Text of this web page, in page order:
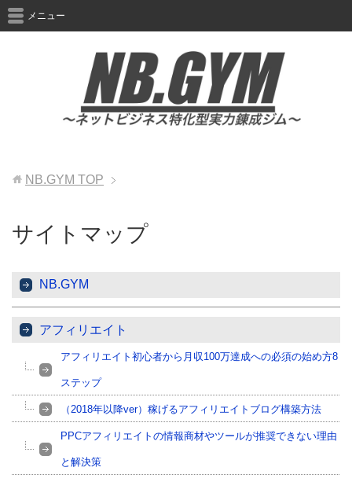
メニュー
NB.GYM TOP
サイトマップ
NB.GYM
アフィリエイト
アフィリエイト初心者から月収100万達成への必須の始め方8
ステップ
（2018年以降ver）稼げるアフィリエイトブログ構築方法
PPCアフィリエイトの情報商材やツールが推奨できない理由
と解決策